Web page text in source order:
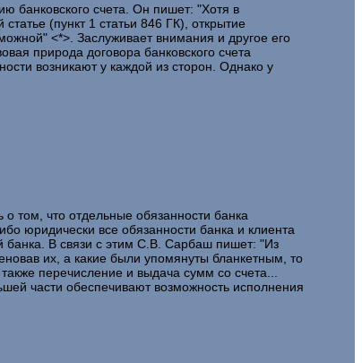
банковского счета. Он пишет: "Хотя в
(пункт 1 статьи 846 ГК), открытие
<*>. Заслуживает внимания и другое его
природа договора банковского счета
возникают у каждой из сторон. Однако у
том, что отдельные обязанности банка
юридически все обязанности банка и клиента
банка. В связи с этим С.В. Сарбаш пишет: "Из
их, а какие были упомянуты бланкетным, то
перечисление и выдача сумм со счета...
части обеспечивают возможность исполнения